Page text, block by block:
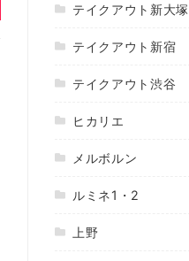
テイクアウト新大塚
テイクアウト新宿
テイクアウト渋谷
ヒカリエ
メルボルン
ルミネ1・2
上野